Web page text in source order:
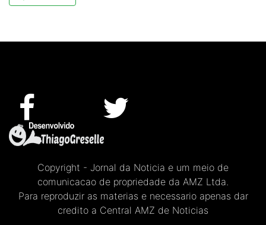
Copyright - Jornal da Noticia e um meio de
comunicacao de propriedade da AMZ Ltda.
Para reproduzir as materias e necessario apenas dar
credito a Central AMZ de Noticias